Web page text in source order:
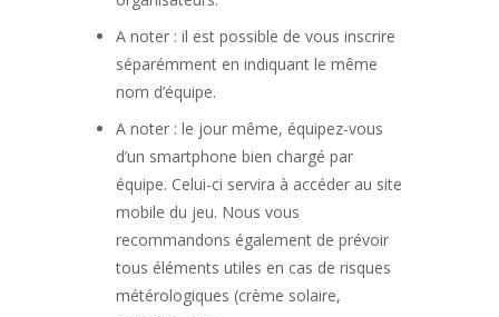
A noter : il est possible de vous inscrire
séparémment en indiquant le même
nom d’équipe.
A noter : le jour même, équipez-vous
d’un smartphone bien chargé par
équipe. Celui-ci servira à accéder au site
mobile du jeu. Nous vous
recommandons également de prévoir
tous éléments utiles en cas de risques
métérologiques (crème solaire,